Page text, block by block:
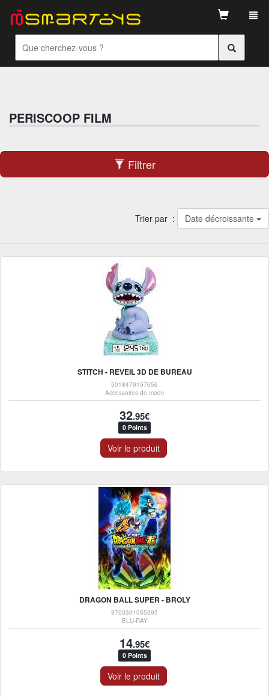
PERISCOOP FILM
Filtrer
Trier par : Date décroissante
STITCH - REVEIL 3D DE BUREAU
5018479157656
Accessoires de mode
32.95€
0 Points
Voir le produit
DRAGON BALL SUPER - BROLY
3700301055095
BLU-RAY
14.95€
0 Points
Voir le produit